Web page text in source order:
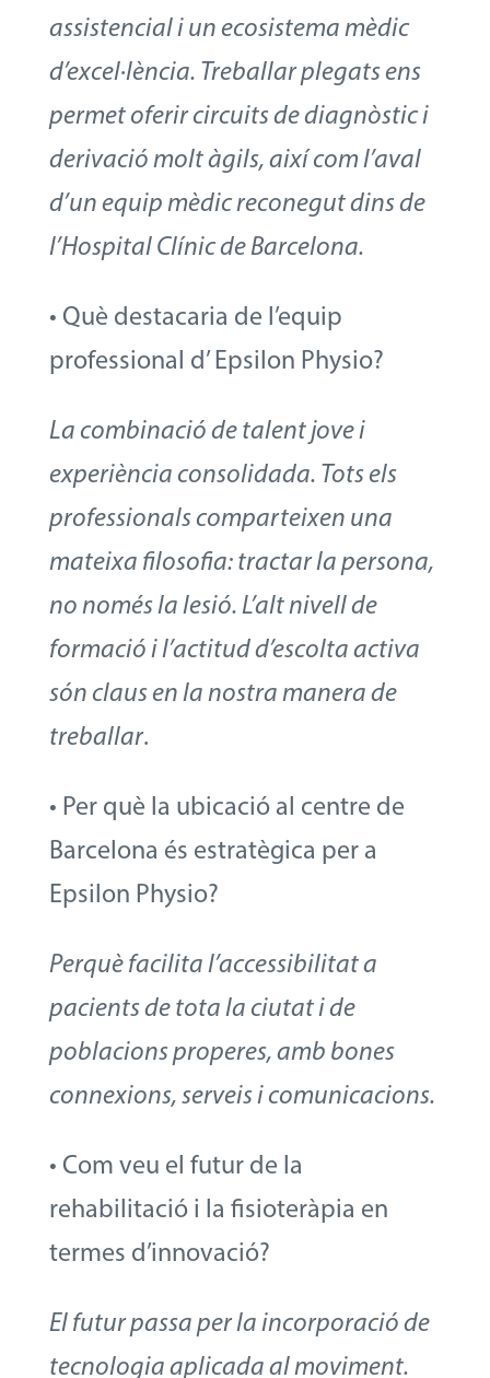
assistencial i un ecosistema mèdic
d’excel·lència. Treballar plegats ens
permet oferir circuits de diagnòstic i
derivació molt àgils, així com l’aval
d’un equip mèdic reconegut dins de
l’Hospital Clínic de Barcelona.
• Què destacaria de l’equip
professional d’ Epsilon Physio?
La combinació de talent jove i
experiència consolidada. Tots els
professionals comparteixen una
mateixa filosofia: tractar la persona,
no només la lesió. L’alt nivell de
formació i l’actitud d’escolta activa
són claus en la nostra manera de
treballar.
• Per què la ubicació al centre de
Barcelona és estratègica per a
Epsilon Physio?
Perquè facilita l’accessibilitat a
pacients de tota la ciutat i de
poblacions properes, amb bones
connexions, serveis i comunicacions.
• Com veu el futur de la
rehabilitació i la fisioteràpia en
termes d’innovació?
El futur passa per la incorporació de
tecnologia aplicada al moviment.